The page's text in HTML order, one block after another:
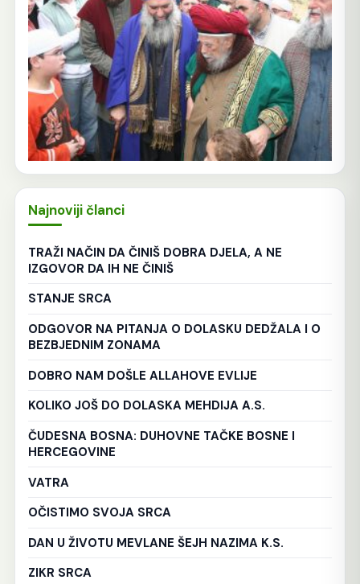
Najnoviji članci
TRAŽI NAČIN DA ČINIŠ DOBRA DJELA, A NE
IZGOVOR DA IH NE ČINIŠ
STANJE SRCA
ODGOVOR NA PITANJA O DOLASKU DEDŽALA I O
BEZBJEDNIM ZONAMA
DOBRO NAM DOŠLE ALLAHOVE EVLIJE
KOLIKO JOŠ DO DOLASKA MEHDIJA A.S.
ČUDESNA BOSNA: DUHOVNE TAČKE BOSNE I
HERCEGOVINE
VATRA
OČISTIMO SVOJA SRCA
DAN U ŽIVOTU MEVLANE ŠEJH NAZIMA K.S.
ZIKR SRCA